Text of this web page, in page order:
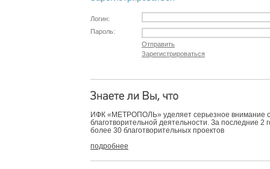
Логин:
Пароль:
Отправить
Зарегистрироваться
ИФК «МЕТРОПОЛЬ» уделяет серьезное внимание
благотворительной деятельности. За последние 2
более 30 благотворительных проектов
подробнее